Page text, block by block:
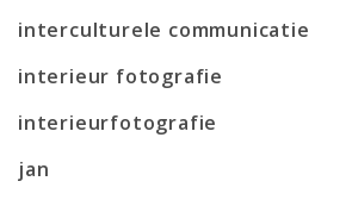
interculturele communicatie
interieur fotografie
interieurfotografie
jan